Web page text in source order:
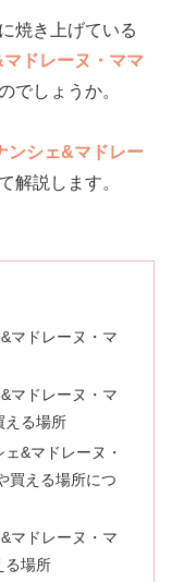
焼き上げている
マドレーヌ・ママ
でしょうか。
ンシェ&マドレー
解説します。
マドレーヌ・マ
マドレーヌ・マ
える場所
&マドレーヌ・
買える場所につ
マドレーヌ・マ
る場所